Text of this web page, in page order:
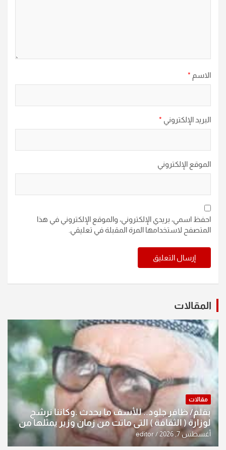
الاسم *
البريد الإلكتروني *
الموقع الإلكتروني
احفظ اسمي، بريدي الإلكتروني، والموقع الإلكتروني في هذا
المتصفح لاستخدامها المرة المقبلة في تعليقي.
المقالات
مقالات
بقلم/ ظافر جلود.. للأسف ما يحدث .وكاننا نرشح
لوزارة ( الثقافة ) التي ماتت من زمان وزير يمثلها من
النخبة والإرث العظيم للثقافة العراقية..
أغسطس 7, 2026 editor